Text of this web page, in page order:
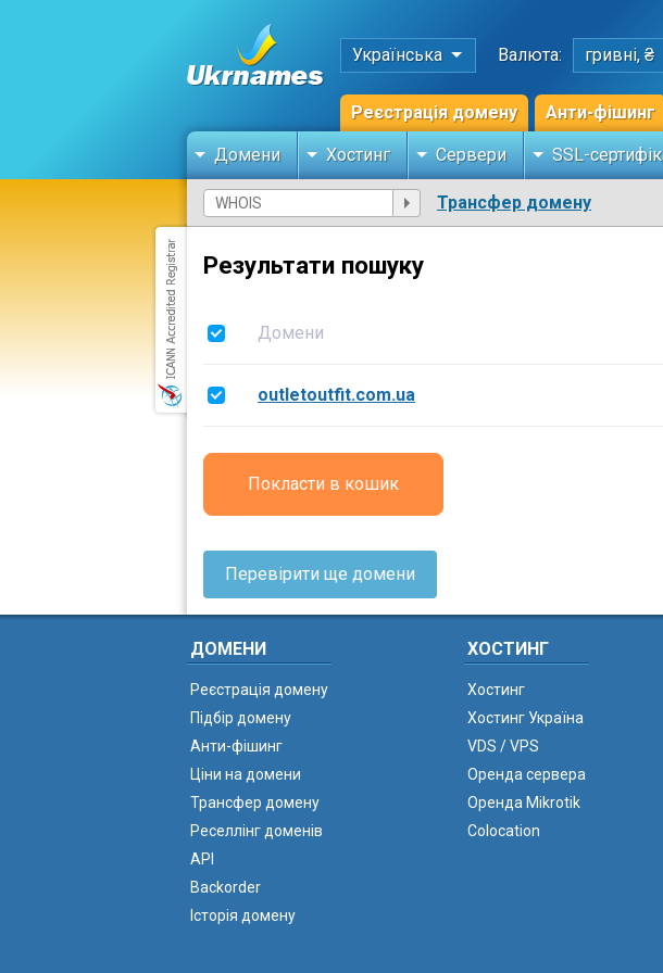
Українська Валюта: гривні, ₴
Реєстрація домену Анти-фішинг
Домени Хостинг Сервери SSL-
Трансфер домену
Результати пошуку
Домени
outletoutfit.com.ua
Покласти в кошик
Перевірити ще домени
ДОМЕНИ
Реєстрація домену
Підбір домену
Анти-фішинг
Ціни на домени
Трансфер домену
Реселлінг доменів
API
Backorder
Історія домену
ХОСТИНГ
Хостинг
Хостинг Україна
VDS / VPS
Оренда сервера
Оренда Mikrotik
Colocation